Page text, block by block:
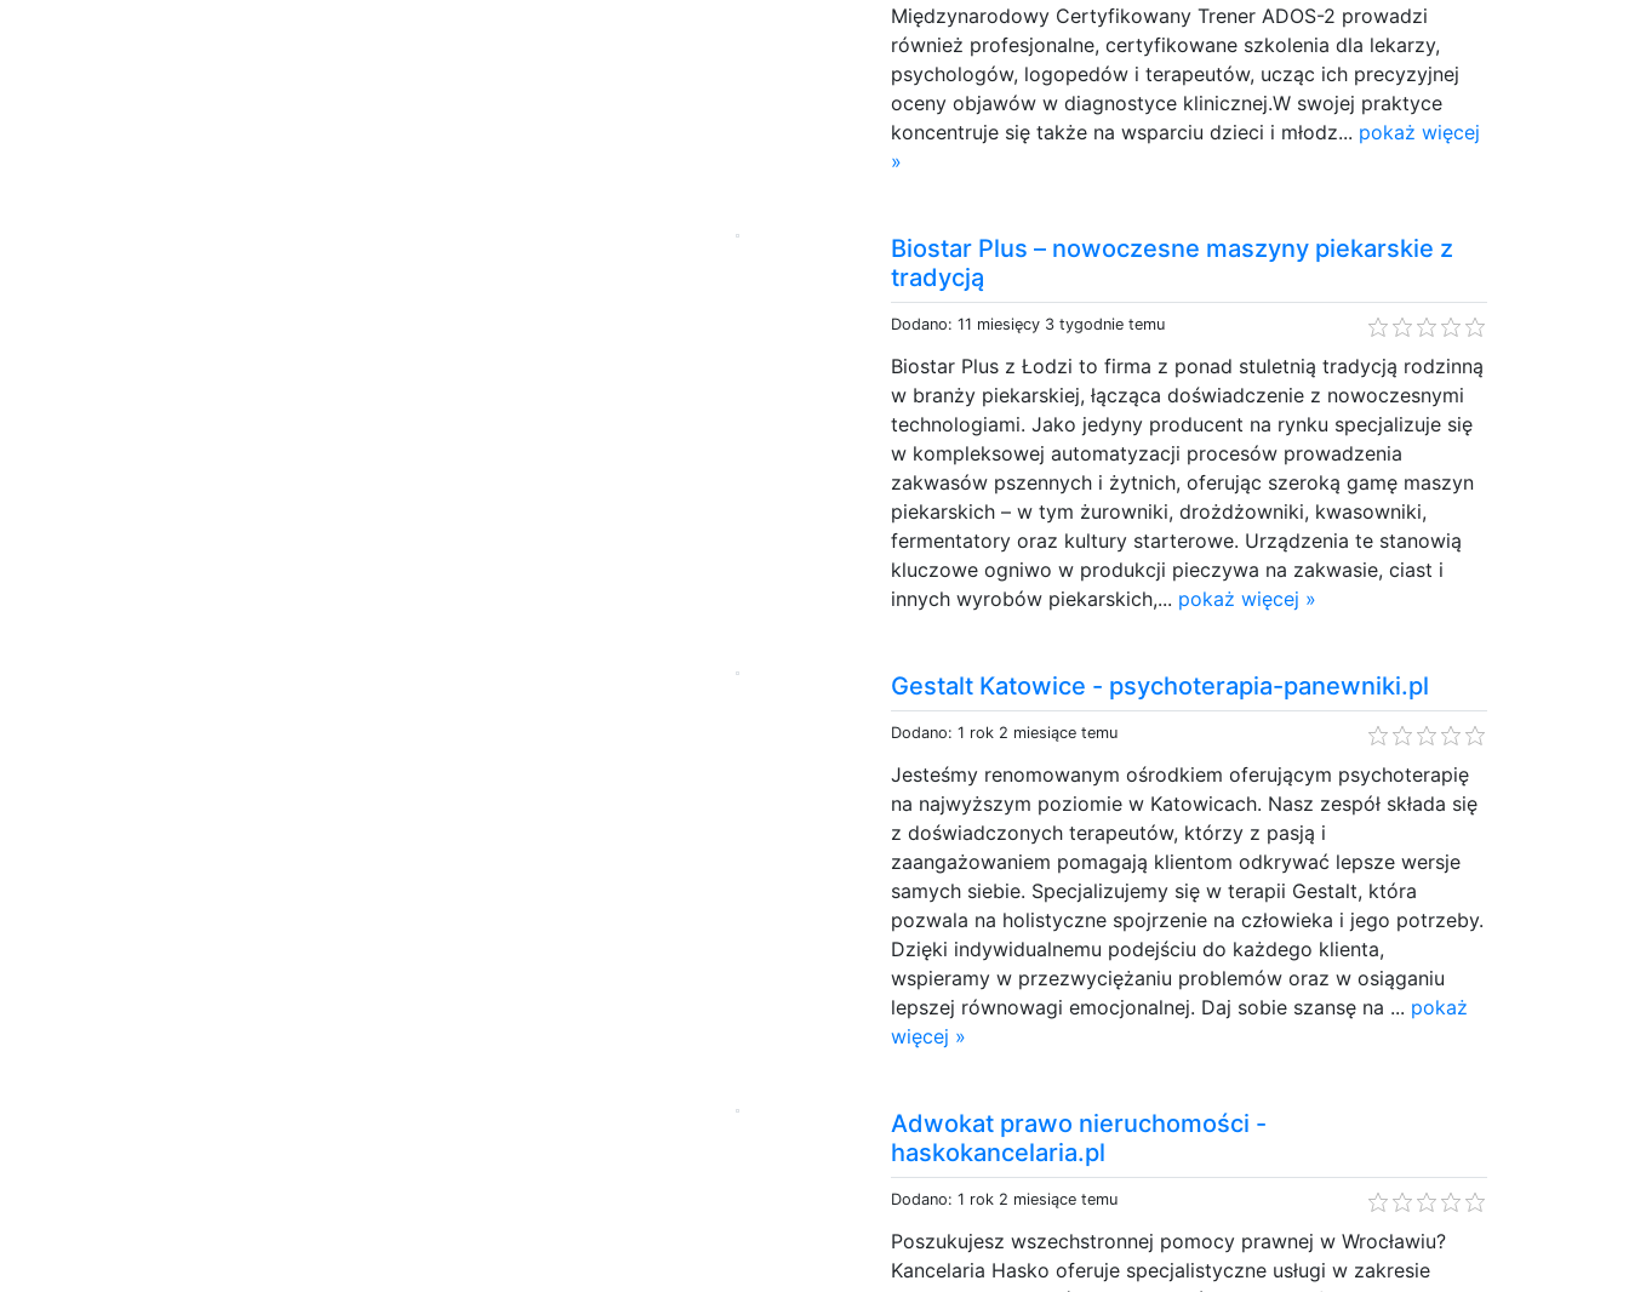
Międzynarodowy Certyfikowany Trener ADOS-2 prowadzi
również profesjonalne, certyfikowane szkolenia dla lekarzy,
psychologów, logopedów i terapeutów, ucząc ich precyzyjnej
oceny objawów w diagnostyce klinicznej.W swojej praktyce
koncentruje się także na wsparciu dzieci i młodz... pokaż więcej
»
Biostar Plus – nowoczesne maszyny piekarskie z
tradycją
Dodano: 11 miesięcy 3 tygodnie temu
Biostar Plus z Łodzi to firma z ponad stuletnią tradycją rodzinną
w branży piekarskiej, łącząca doświadczenie z nowoczesnymi
technologiami. Jako jedyny producent na rynku specjalizuje się
w kompleksowej automatyzacji procesów prowadzenia
zakwasów pszennych i żytnich, oferując szeroką gamę maszyn
piekarskich – w tym żurowniki, drożdżowniki, kwasowniki,
fermentatory oraz kultury starterowe. Urządzenia te stanowią
kluczowe ogniwo w produkcji pieczywa na zakwasie, ciast i
innych wyrobów piekarskich,... pokaż więcej »
Gestalt Katowice - psychoterapia-panewniki.pl
Dodano: 1 rok 2 miesiące temu
Jesteśmy renomowanym ośrodkiem oferującym psychoterapię
na najwyższym poziomie w Katowicach. Nasz zespół składa się
z doświadczonych terapeutów, którzy z pasją i
zaangażowaniem pomagają klientom odkrywać lepsze wersje
samych siebie. Specjalizujemy się w terapii Gestalt, która
pozwala na holistyczne spojrzenie na człowieka i jego potrzeby.
Dzięki indywidualnemu podejściu do każdego klienta,
wspieramy w przezwyciężaniu problemów oraz w osiąganiu
lepszej równowagi emocjonalnej. Daj sobie szansę na ... pokaż
więcej »
Adwokat prawo nieruchomości -
haskokancelaria.pl
Dodano: 1 rok 2 miesiące temu
Poszukujesz wszechstronnej pomocy prawnej w Wrocławiu?
Kancelaria Hasko oferuje specjalistyczne usługi w zakresie